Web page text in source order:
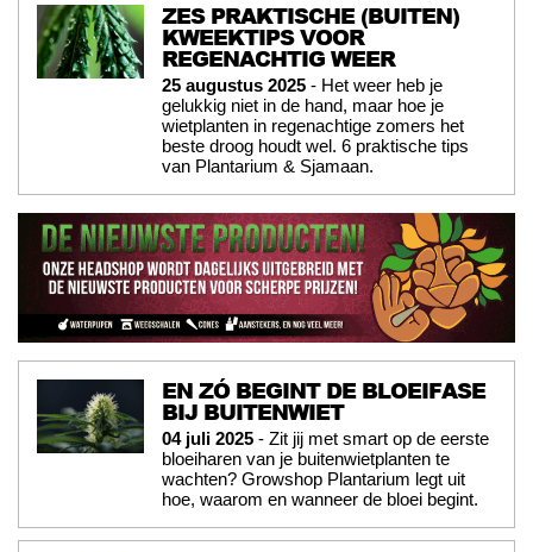
ZES PRAKTISCHE (BUITEN)
KWEEKTIPS VOOR
REGENACHTIG WEER
25 augustus 2025 - Het weer heb je
gelukkig niet in de hand, maar hoe je
wietplanten in regenachtige zomers het
beste droog houdt wel. 6 praktische tips
van Plantarium & Sjamaan.
EN ZÓ BEGINT DE BLOEIFASE
BIJ BUITENWIET
04 juli 2025 - Zit jij met smart op de eerste
bloeiharen van je buitenwietplanten te
wachten? Growshop Plantarium legt uit
hoe, waarom en wanneer de bloei begint.